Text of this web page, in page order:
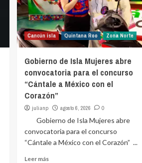
Cancún isla Quintana Roo Zona Norte
Gobierno de Isla Mujeres abre
convocatoria para el concurso
“Cántale a México con el
Corazón”
julianp agosto 6, 2026 0
Gobierno de Isla Mujeres abre
convocatoria para el concurso
“Cántale a México con el Corazón” ...
Leer más